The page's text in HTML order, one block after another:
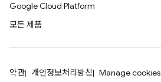
Google Cloud Platform
모든 제품
약관 개인정보처리방침 Manage cookies